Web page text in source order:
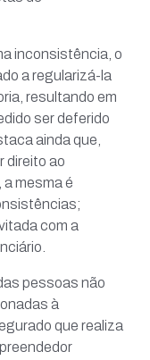
inconsistência, o
a regularizá-la
resultando em
ser deferido
ainda que,
direito ao
mesma é
com a
pessoas não
à
que realiza